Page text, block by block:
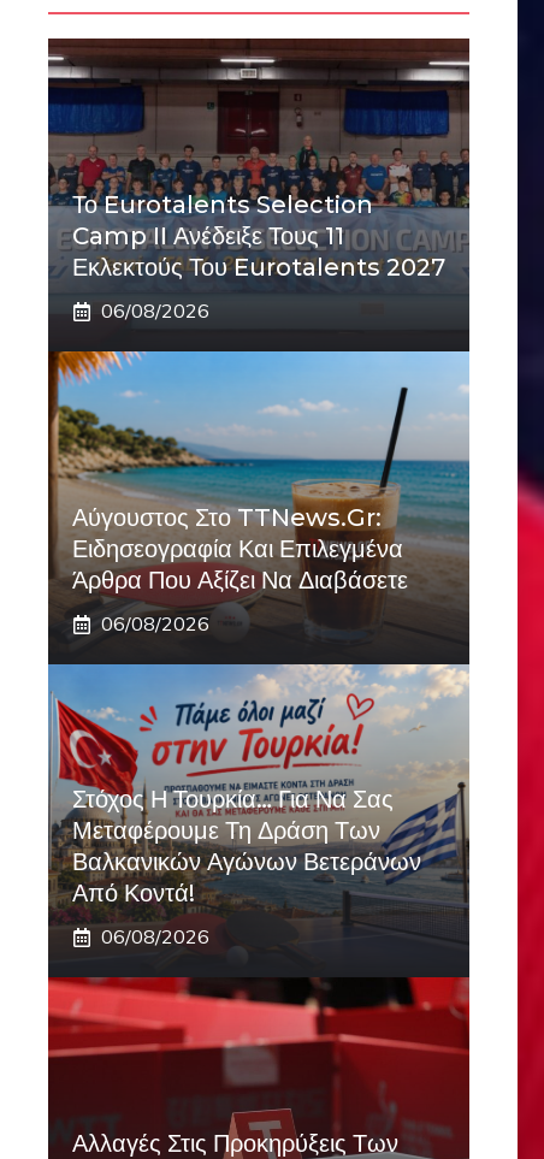
Το Eurotalents Selection
Camp II Ανέδειξε Τους 11
Εκλεκτούς Του Eurotalents 2027
06/08/2026
Αύγουστος Στο TTNews.gr:
Ειδησεογραφία Και Επιλεγμένα
Άρθρα Που Αξίζει Να Διαβάσετε
06/08/2026
Στόχος Η Τουρκία… Για Να Σας
Μεταφέρουμε Τη Δράση Των
Βαλκανικών Αγώνων Βετεράνων
Από Κοντά!
06/08/2026
Αλλαγές Στις Προκηρύξεις Των